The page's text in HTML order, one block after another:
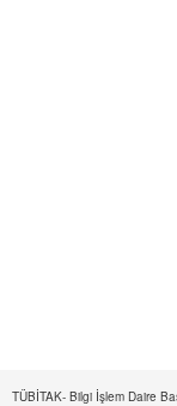
TÜBİTAK- Bilgi İşlem Daire